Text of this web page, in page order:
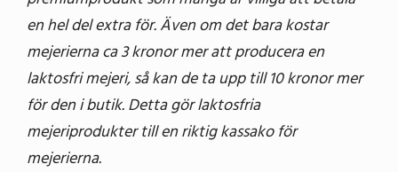
en hel del extra för. Även om det bara kostar
mejerierna ca 3 kronor mer att producera en
laktosfri mejeri, så kan de ta upp till 10 kronor mer
för den i butik. Detta gör laktosfria
mejeriprodukter till en riktig kassako för
mejerierna.